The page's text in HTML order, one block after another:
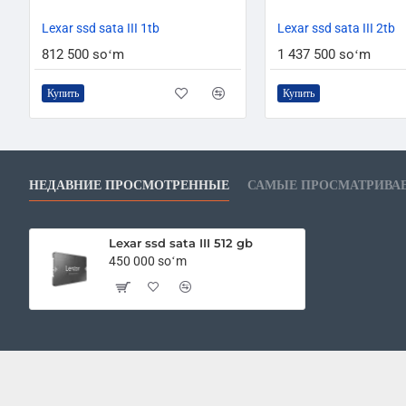
Lexar ssd sata III 1tb
812 500 soʻm
Купить
Lexar ssd sata III 2tb
1 437 500 soʻm
Купить
НЕДАВНИЕ ПРОСМОТРЕННЫЕ САМЫЕ
Lexar ssd sata III 512 gb
450 000 soʻm